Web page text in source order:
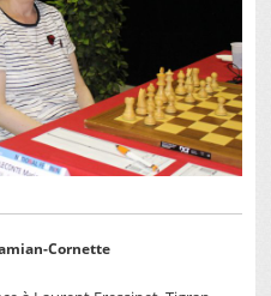
Cornette